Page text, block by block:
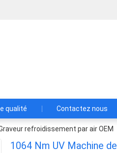
qualité Contactez nous
refroidissement par air OEM
1064 Nm UV Machine